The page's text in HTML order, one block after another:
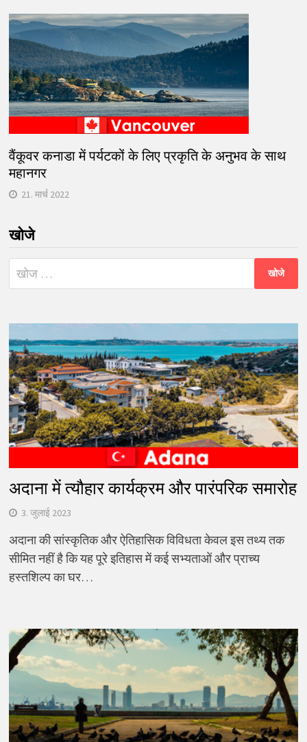
वैंकूवर कनाडा में पर्यटकों के लिए प्रकृति के अनुभव के साथ
महानगर
21. मार्च 2022
खोजे
निम्न
को
अदाना में त्यौहार कार्यक्रम और पारंपरिक समारोह
3. जुलाई 2023
अदाना की सांस्कृतिक और ऐतिहासिक विविधता केवल इस तथ्य तक
सीमित नहीं है कि यह पूरे इतिहास में कई सभ्यताओं और प्राच्य
हस्तशिल्प का घर…